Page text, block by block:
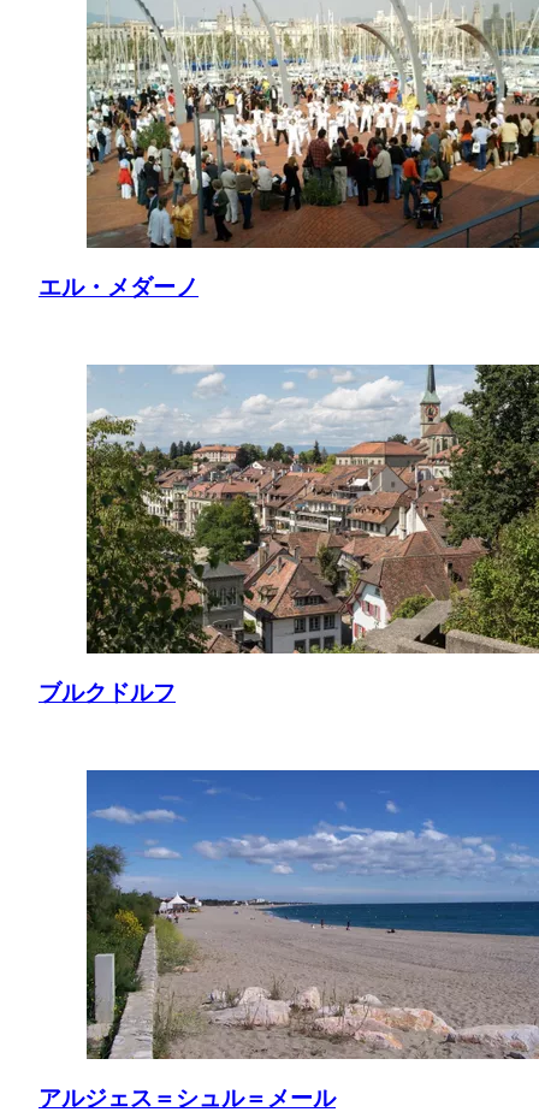
エル・メダーノ
ブルクドルフ
アルジェス＝シュル＝メール